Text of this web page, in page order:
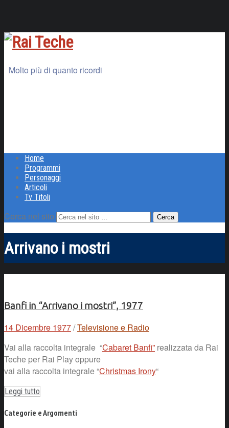
Molto più di quanto ricordi
Home
Programmi
Personaggi
Articoli
Tv Titoli
Cerca nel sito
Arrivano i mostri
Banfi in “Arrivano i mostri”, 1977
14 Dicembre 1977/Televisione e Radio
Vai alla raccolta integrale “Cabaret Banfi” realizzata da Rai
Teche per Rai Play oppure
vai alla raccolta integrale “Christmas Irony“
Leggi tutto
Categorie e Argomenti